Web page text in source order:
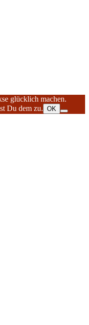
glücklich machen.
Du dem zu. OK